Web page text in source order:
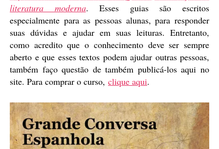
literatura moderna. Esses guias são escritos
especialmente para as pessoas alunas, para responder
suas dúvidas e ajudar em suas leituras. Entretanto,
como acredito que o conhecimento deve ser sempre
aberto e que esses textos podem ajudar outras pessoas,
também faço questão de também publicá-los aqui no
site. Para comprar o curso, clique aqui.